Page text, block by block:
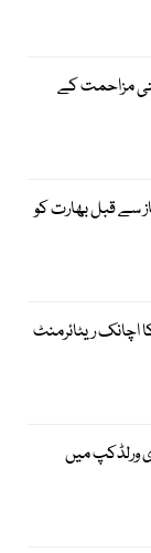
مزاحمت کے
سے قبل بھارت کو
بولر کا اچانک ریٹائرمنٹ
ورلڈکپ میں